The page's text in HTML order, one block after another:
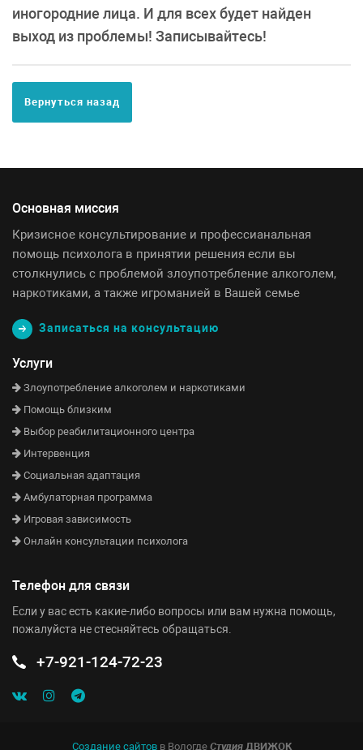
иногородние лица. И для всех будет найден
выход из проблемы! Записывайтесь!
Вернуться назад
Основная миссия
Кризисное консультирование и профессианальная
помощь психолога в принятии решения если вы
столкнулись с проблемой злоупотребление алкоголем,
наркотиками, а также игроманией в Вашей семье
Записаться на консультацию
Услуги
Злоупотребление алкоголем и наркотиками
Помощь близким
Выбор реабилитационного центра
Интервенция
Социальная адаптация
Амбулаторная программа
Игровая зависимость
Онлайн консультации психолога
Телефон для связи
Если у вас есть какие-либо вопросы или вам нужна помощь,
пожалуйста не стесняйтесь обращаться.
+7-921-124-72-23
Создание сайтовв Вологде СтудияДВИЖОК